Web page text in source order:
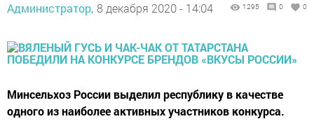
Администратор, 8 декабря 2020 - 14:04 1295 0 0
Минсельхоз России выделил республику в качестве
одного из наиболее активных участников конкурса.